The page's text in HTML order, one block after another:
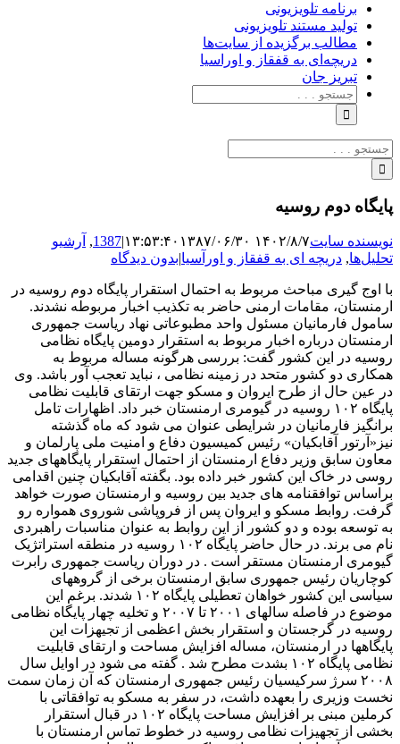
برنامه‌ تلویزیونی
تولید مستند تلویزیونی
مطالب برگزیده از سایت‌ها
دریچه‌ای به قفقاز و اوراسیا
تبریزِ جان
جستجو
برای:
جستجو
برای:
پایگاه دوم روسیه
نویسنده سایت۱۴۰۲/۸/۷ ۱۳:۵۳:۴۰ ۱۳۸۷/۰۶/۳۰ |
1387
, آرشیو
تحلیل‌ها, دریچه ای به قفقاز و اورآسیا|بدون دیدگاه
با اوج گیری مباحث مربوط به احتمال استقرار پایگاه دوم روسیه در
ارمنستان، مقامات ارمنی حاضر به تکذیب اخبار مربوطه نشدند.
سامول فارمانیان مسئول واحد مطبوعاتی نهاد ریاست جمهوری
ارمنستان درباره اخبار مربوط به استقرار دومین پایگاه نظامی
روسیه در این کشور گفت: بررسی هرگونه مساله مربوط به
همکاری دو کشور متحد در زمینه نظامی ، نباید تعجب آور باشد. وی
در عین حال از طرح ایروان و مسکو جهت ارتقای قابلیت نظامی
پایگاه ۱۰۲ روسیه در گیومری ارمنستان خبر داد. اظهارات تامل
برانگیز فارمانیان در شرایطی عنوان می شود که ماه گذشته
نیز«آرتور آقابکیان» رئیس کمیسیون دفاع و امنیت ملی پارلمان و
معاون سابق وزیر دفاع ارمنستان از احتمال استقرار پایگاههای جدید
روسی در خاک این کشور خبر داده بود. بگفته آقابکیان چنین اقدامی
براساس توافقنامه های جدید بین روسیه و ارمنستان صورت خواهد
گرفت. روابط مسکو و ایروان پس از فروپاشی شوروی همواره رو
به توسعه بوده و دو کشور از این روابط به عنوان مناسبات راهبردی
نام می برند. در حال حاضر پایگاه ۱۰۲ روسیه در منطقه استراتژیک
گیومری ارمنستان مستقر است . در دوران ریاست جمهوری رابرت
کوچاریان رئیس جمهوری سابق ارمنستان برخی از گروههای
سیاسی این کشور خواهان تعطیلی پایگاه ۱۰۲ شدند. برغم این
موضوع در فاصله سالهای ۲۰۰۱ تا ۲۰۰۷ و تخلیه چهار پایگاه نظامی
روسیه در گرجستان و استقرار بخش اعظمی از تجیهزات این
پایگاهها در ارمنستان، مساله افزایش مساحت و ارتقای قابلیت
نظامی پایگاه ۱۰۲ بشدت مطرح شد . گفته می شود در اوایل سال
۲۰۰۸ سرژ سرکیسیان رئیس جمهوری ارمنستان که آن زمان سمت
نخست وزیری را بعهده داشت، در سفر به مسکو به توافقاتی با
کرملین مبنی بر افزایش مساحت پایگاه ۱۰۲ در قبال استقرار
بخشی از تجهیزات نظامی روسیه در خطوط تماس ارمنستان با